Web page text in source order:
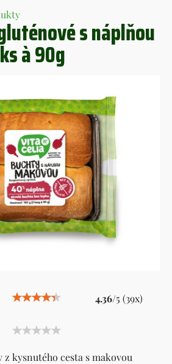
s náplňou
à 90g
4.36/5 (39x)
z kysnutého cesta s makovou